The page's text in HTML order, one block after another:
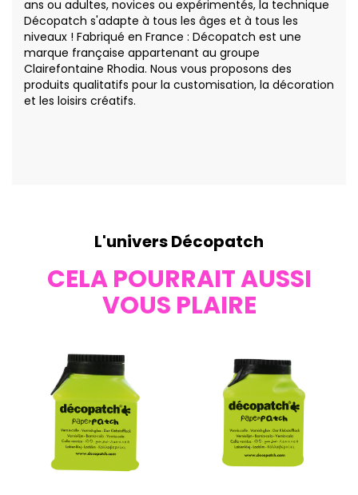
ans ou adultes, novices ou expérimentés, la technique
Décopatch s'adapte à tous les âges et à tous les
niveaux ! Fabriqué en France : Décopatch est une
marque française appartenant au groupe
Clairefontaine Rhodia. Nous vous proposons des
produits qualitatifs pour la customisation, la décoration
et les loisirs créatifs.
L'univers Décopatch
CELA POURRAIT AUSSI
VOUS PLAIRE